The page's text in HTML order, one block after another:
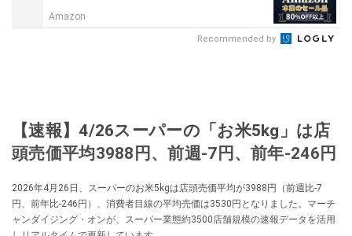
Amazon
Recommended by
【速報】4/26スーパーの「お米5kg」は店
頭売価平均3988円、前週-7円、前年-246円
2026年4月26日、スーパーのお米5kgは店頭売価平均が3988円（前週比-7
円、前年比-246円）、消費者目線の平均売価は3530円となりました。マーチ
ャンダイジング・オンが、スーパー業態約3500店舗規模の速報データを活用